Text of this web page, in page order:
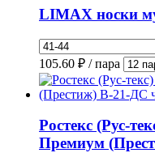
LIMAX носки
105.60 ₽ / пара
Ростекс (Рус-
Премиум